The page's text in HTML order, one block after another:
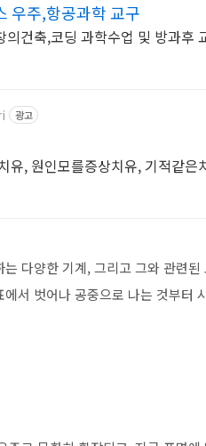
우주,항공과학 교구
건축,코딩 과학수업 및 방과후
광고
유, 원인모를증상치유, 기적같은
다양한 기계, 그리고 그와 관련
서 벗어나 공중으로 나는 것부터